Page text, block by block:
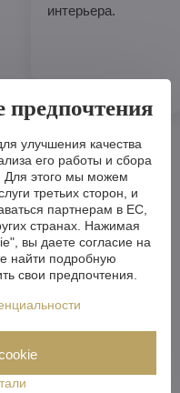
интерьера.
люстра в
может быть
для вас
улучшения качества
его работы и сбора
Для этого мы можем
третьих сторон, и
партнерам в ЕС,
странах. Нажимая
вы даете согласие на
найти подробную
свои предпочтения.